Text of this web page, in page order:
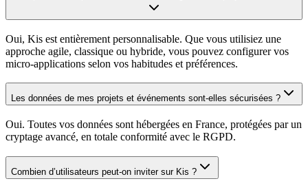
Oui, Kis est entièrement personnalisable. Que vous utilisiez une
approche agile, classique ou hybride, vous pouvez configurer vos
micro-applications selon vos habitudes et préférences.
Les données de mes projets et événements sont-elles sécurisées ?
Oui. Toutes vos données sont hébergées en France, protégées par un
cryptage avancé, en totale conformité avec le RGPD.
Combien d’utilisateurs peut-on inviter sur Kis ?